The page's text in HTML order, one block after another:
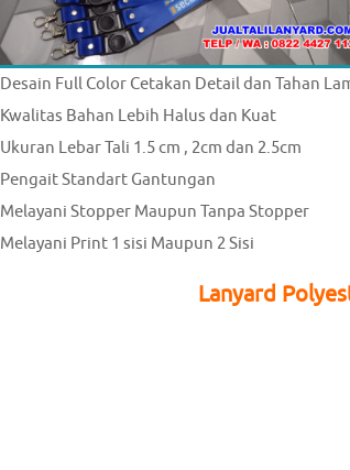
Desain Full Color Cetakan Detail dan Tahan
Kwalitas Bahan Lebih Halus dan Kuat
Ukuran Lebar Tali 1.5 cm , 2cm dan 2.5cm
Pengait Standart Gantungan
Melayani Stopper Maupun Tanpa Stopper
Melayani Print 1 sisi Maupun 2 Sisi
Lanyard